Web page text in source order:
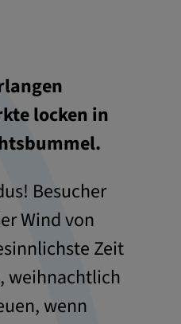
locken in
Besucher
Wind von
Zeit
weihnachtlich
wenn